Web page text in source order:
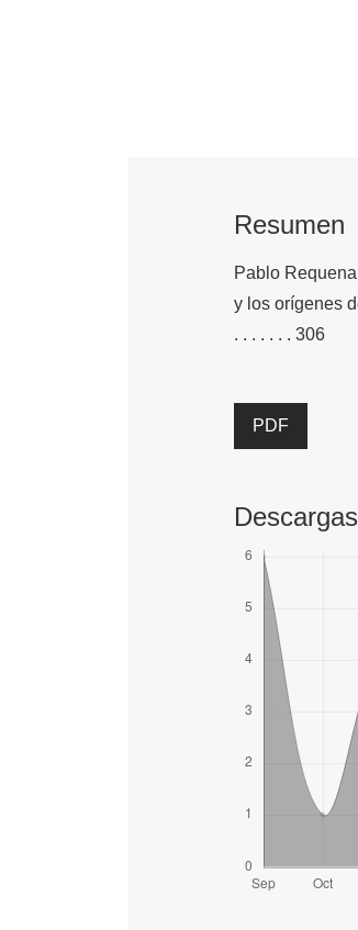
Resumen
Pablo
y los orígenes
. . . . . . . 306
PDF
Descargas